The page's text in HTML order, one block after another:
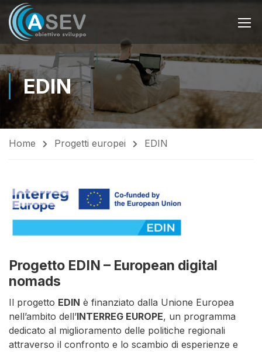
EDIN
Home Progetti europei EDIN
Progetto EDIN – European digital
nomads
Il progetto EDIN è finanziato dalla Unione Europea
nell’ambito dell’INTERREG EUROPE, un programma
dedicato al miglioramento delle politiche regionali
attraverso il confronto e lo scambio di esperienze e